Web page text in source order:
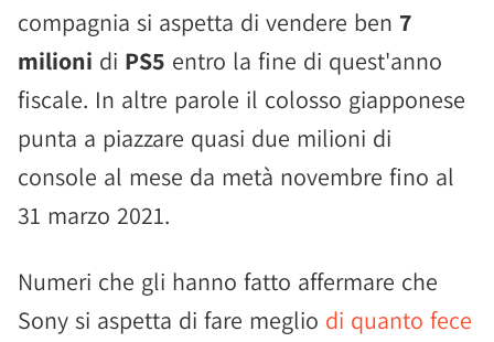
compagnia si aspetta di vendere ben 7
milioni di PS5 entro la fine di quest'anno
fiscale. In altre parole il colosso giapponese
punta a piazzare quasi due milioni di
console al mese da metà novembre fino al
31 marzo 2021.
Numeri che gli hanno fatto affermare che
Sony si aspetta di fare meglio di quanto fece